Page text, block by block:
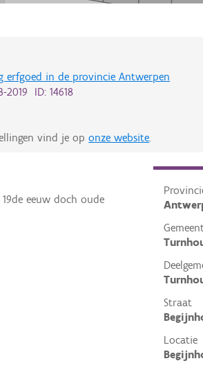
in de provincie Antwerpen
2019 ID: 14618
vind je oponze website.
Straat
Locatie
eeuw doch oude